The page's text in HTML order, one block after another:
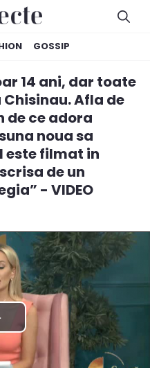
GOSSIP
14 ani, dar toate
Afla de
de ce adora
noua sa
este filmat in
de un
- VIDEO